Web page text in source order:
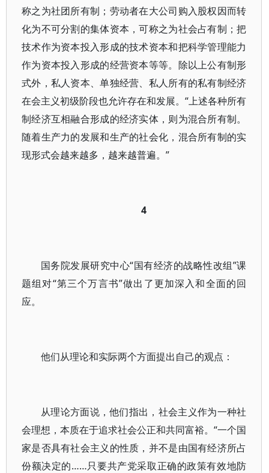
称之为社团所有制；劳动者在大公司购入股权因而转
化为不可分割的集体资本，可称之为社会占有制；把
技术作为资本投入形成的技术资本和把科学管理能力
作为资本投入形成的经营资本等等。除以上公有制形
式外，私人资本、单独经营、私人所有的私有制经济
在会主义初级阶段也允许存在和发展。“上述各种所有
制经济互相融合形成的经济实体，则为混合所有制。
随着生产力的发展和生产的社会化，混合所有制的实
现形式会越来越多，越来越普遍。”
4
国务院发展研究中心“国有经济的战略性改组”课
题组对“第三个万言书”做出了更加深入和全面的回
应。
他们从理论和实际两个方面提出自己的观点：
从理论方面说，他们指出，社会主义作为一种社
会理想，本质在于追求社会公正和共同富裕。“一个国
家是否具有社会主义的性质，并不是由国有经济所占
份额决定的……只要共产党采取正确的政策有效地防